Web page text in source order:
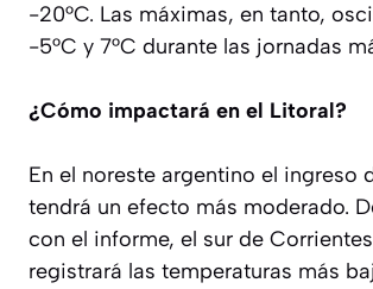
-20°C. Las máximas, en tanto,
-5°C y 7°C durante las jornadas
¿Cómo impactará en el Litoral?
En el noreste argentino el ingreso
tendrá un efecto más moderado.
con el informe, el sur de
registrará las temperaturas más